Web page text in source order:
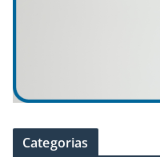
Categorias